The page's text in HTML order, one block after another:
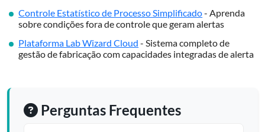
Controle Estatístico de Processo Simplificado- Aprenda
sobre condições fora de controle que geram alertas
Plataforma Lab Wizard Cloud - Sistema completo de
gestão de fabricação com capacidades integradas de alerta
Perguntas Frequentes